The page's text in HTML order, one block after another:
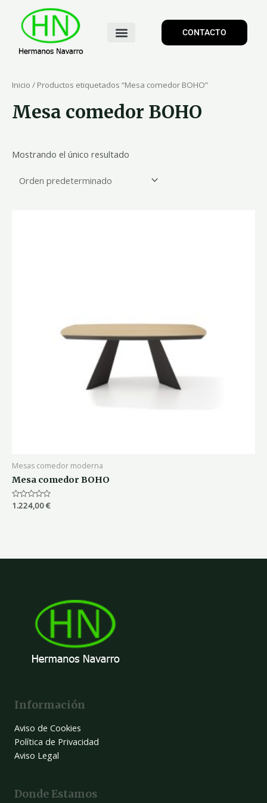
CONTACTO
Inicio / Productos etiquetados “Mesa comedor BOHO”
Mesa comedor BOHO
Mostrando el único resultado
Mesas comedor moderna
Mesa comedor BOHO
Valorado
1.224,00€
Información
Aviso de Cookies
Política de Privacidad
Aviso Legal
Donde Estamos